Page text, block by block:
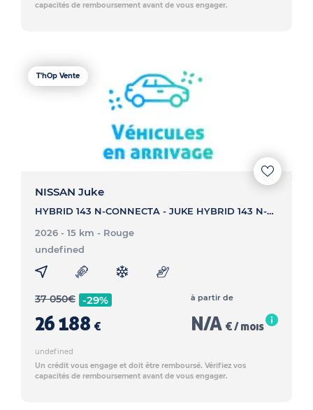
capacités de remboursement avant de vous engager.
T'hOp Vente
NISSAN Juke
HYBRID 143 N-CONNECTA - JUKE HYBRID 143 N-CONNECTA
2026 - 15 km - Rouge
undefined
37 050€ -29%
26 188 €
à partir de
N/A € / mois
undefined
Un crédit vous engage et doit être remboursé. Vérifiez vos
capacités de remboursement avant de vous engager.